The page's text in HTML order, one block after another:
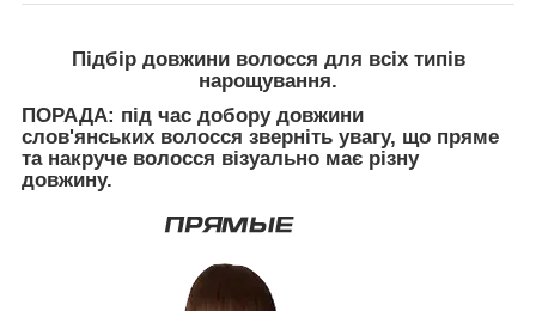
Підбір довжини волосся для всіх типів
нарощування.
ПОРАДА: під час добору довжини
слов'янських волосся зверніть увагу, що пряме
та накруче волосся візуально має різну
довжину.